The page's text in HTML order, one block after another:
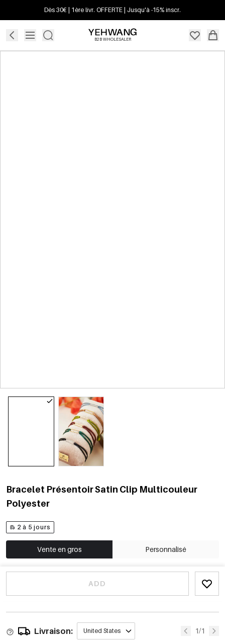
Dès 30€ | 1ère livr. OFFERTE | Jusqu'à -15% inscr.
B2B WHOLESALER
Bracelet Présentoir Satin Clip Multicouleur
Polyester
2 à 5 jours
Vente en gros Personnalisé
ADD
Livraison: United States 1/1